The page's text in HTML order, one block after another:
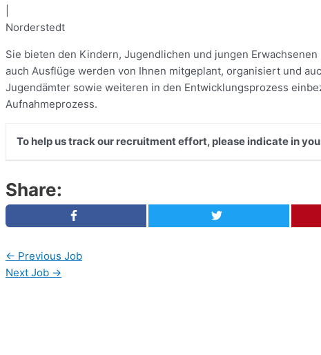
Norderstedt
Sie bieten den Kindern, Jugendlichen und jungen
auch Ausflüge werden von Ihnen mitgeplant, organisiert und
Jugendämter sowie weiteren in den Entwicklungsprozess
Aufnahmeprozess.
To help us track our recruitment effort, please indicate in
Share:
← Previous Job
Next Job →